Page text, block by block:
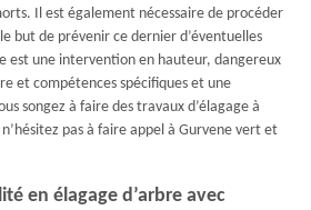
Il est également nécessaire de procéder
but de prévenir ce dernier d’éventuelles
est une intervention en hauteur, dangereux
et compétences spécifiques et une
songez à faire des travaux d’élagage à
pas à faire appel à Gurvene vert et
en élagage d’arbre avec